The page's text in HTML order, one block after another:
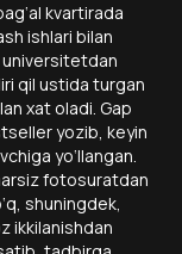
kvartirada
ishlari bilan
universitetdan
qil ustida turgan
xat oladi. Gap
yozib, keyin
yo‘llangan.
fotosuratdan
shuningdek,
ikkilanishdan